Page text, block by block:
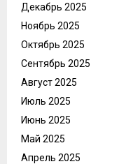
Декабрь 2025
Ноябрь 2025
Октябрь 2025
Сентябрь 2025
Август 2025
Июль 2025
Июнь 2025
Май 2025
Апрель 2025